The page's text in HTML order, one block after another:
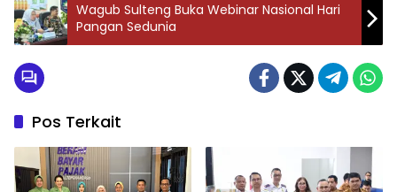
Wagub Sulteng Buka Webinar Nasional Hari
Pangan Sedunia
Pos Terkait